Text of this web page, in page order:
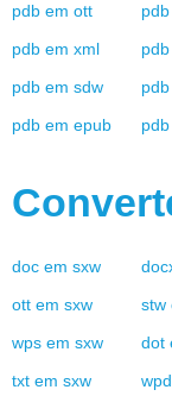
pdb em ott pdb
pdb em xml pdb
pdb em sdw pdb
pdb em epub pdb
doc em sxw
ott em sxw stw
wps em sxw dot
txt em sxw wpd